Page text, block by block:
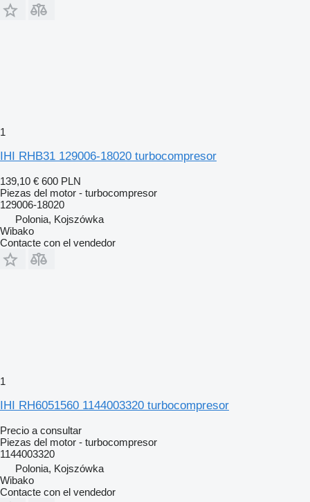
1
IHI RHB31 129006-18020 turbocompresor
139,10 € 600 PLN
Piezas del motor - turbocompresor
129006-18020
Polonia, Kojszówka
Wibako
Contacte con el vendedor
1
IHI RH6051560 1144003320 turbocompresor
Precio a consultar
Piezas del motor - turbocompresor
1144003320
Polonia, Kojszówka
Wibako
Contacte con el vendedor